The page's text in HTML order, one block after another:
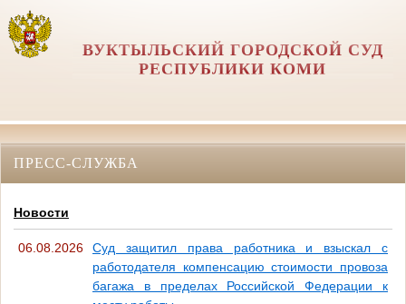
ВУКТЫЛЬСКИЙ ГОРОДСКОЙ СУД
РЕСПУБЛИКИ КОМИ
ПРЕСС-СЛУЖБА
Новости
06.08.2026
Суд защитил права работника и взыскал с
работодателя компенсацию стоимости провоза
багажа в пределах Российской Федерации к